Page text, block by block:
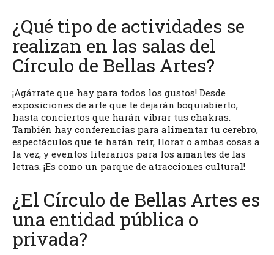
¿Qué tipo de actividades se
realizan en las salas del
Círculo de Bellas Artes?
¡Agárrate que hay para todos los gustos! Desde
exposiciones de arte que te dejarán boquiabierto,
hasta conciertos que harán vibrar tus chakras.
También hay conferencias para alimentar tu cerebro,
espectáculos que te harán reír, llorar o ambas cosas a
la vez, y eventos literarios para los amantes de las
letras. ¡Es como un parque de atracciones cultural!
¿El Círculo de Bellas Artes es
una entidad pública o
privada?